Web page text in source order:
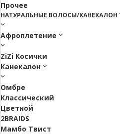
Прочее
НАТУРАЛЬНЫЕ ВОЛОСЫ/КАНЕКАЛОН
Афроплетение
ZiZi Косички
Канекалон
Омбре
Классический
Цветной
2BRAIDS
Мамбо Твист